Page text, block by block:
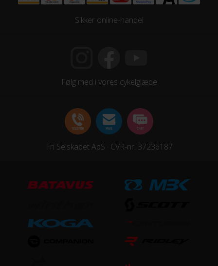
Udvendige gear
Shimano Prowheel TA-CQ01, 42x34x24 w/CG
Samlet antal gear
Skiftegreb
HJUL & DÆK
Kenda Booster, 2.4”, 30TPI
Sikker online-handel
Følg med i vores cykelglæde
Fri Selskabet ApS · CVR-nr. 37236187